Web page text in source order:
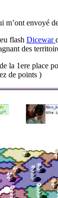
m’ont envoyé
flash Dicewar
des
la 1ere place
de points )